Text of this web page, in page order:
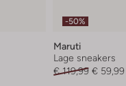
-50%
Maruti
Lage sneakers
€ 119,99 € 59,99